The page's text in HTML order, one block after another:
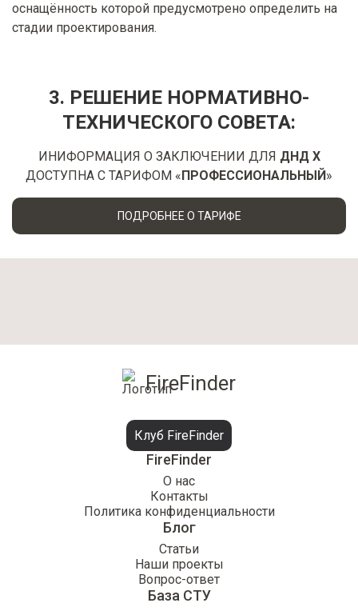
оснащённость которой предусмотрено определить на
стадии проектирования.
3. РЕШЕНИЕ НОРМАТИВНО-
ТЕХНИЧЕСКОГО СОВЕТА:
ИНИФОРМАЦИЯ О ЗАКЛЮЧЕНИИ ДЛЯ ДНД Х
ДОСТУПНА С ТАРИФОМ «ПРОФЕССИОНАЛЬНЫЙ»
ПОДРОБНЕЕ О ТАРИФЕ
FireFinder
Клуб FireFinder
FireFinder
О нас
Контакты
Политика конфиденциальности
Блог
Статьи
Наши проекты
Вопрос-ответ
База СТУ